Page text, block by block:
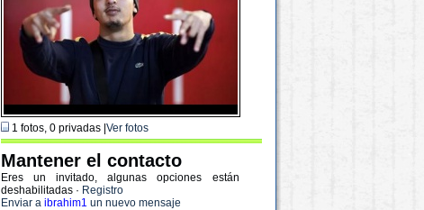
1 fotos, 0 privadas | Ver fotos
Mantener el contacto
Eres un invitado, algunas opciones están
deshabilitadas · Registro
Enviar a ibrahim1 un nuevo mensaje